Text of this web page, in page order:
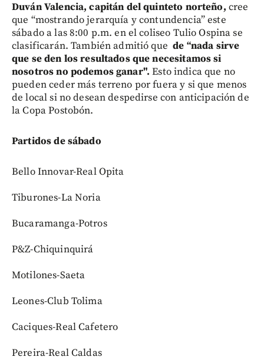
Duván Valencia, capitán del quinteto norteño, cree
que “mostrando jerarquía y contundencia” este
sábado a las 8:00 p.m. en el coliseo Tulio Ospina se
clasificarán. También admitió quede “nada sirve
que se den los resultados que necesitamos si
nosotros no podemos ganar". Esto indica que no
pueden ceder más terreno por fuera y si que menos
de local si no desean despedirse con anticipación de
la Copa Postobón.
Partidos de sábado
Bello Innovar-Real Opita
Tiburones-La Noria
Bucaramanga-Potros
P&Z-Chiquinquirá
Motilones-Saeta
Leones-Club Tolima
Caciques-Real Cafetero
Pereira-Real Caldas